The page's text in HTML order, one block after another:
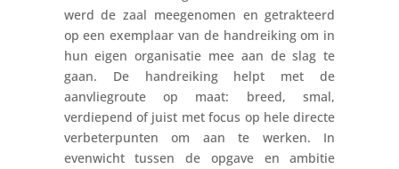
werd de zaal meegenomen en getrakteerd
op een exemplaar van de handreiking om in
hun eigen organisatie mee aan de slag te
gaan. De handreiking helpt met de
aanvliegroute op maat: breed, smal,
verdiepend of juist met focus op hele directe
verbeterpunten om aan te werken. In
evenwicht tussen de opgave en ambitie